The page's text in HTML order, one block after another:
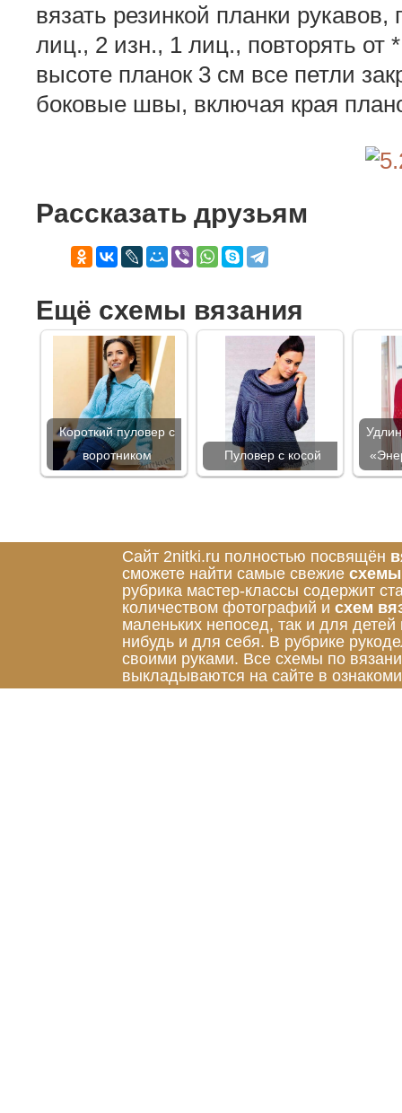
вязать резинкой планки
лиц., 2 изн., 1 лиц., повторять от
высоте планок 3 см все петли
боковые швы, включая края
Рассказать друзьям
Ещё схемы вязания
Короткий пуловер с
воротником
Пуловер с косой
Сайт 2nitki.ru полностью посвящён
сможете найти самые свежие схемы
рубрика мастер-классы содержит
количеством фотографий и схем
маленьких непосед, так и для
нибудь и для себя. В рубрике
своими руками. Все схемы по
выкладываются на сайте в